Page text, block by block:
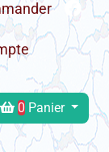
0 Panier